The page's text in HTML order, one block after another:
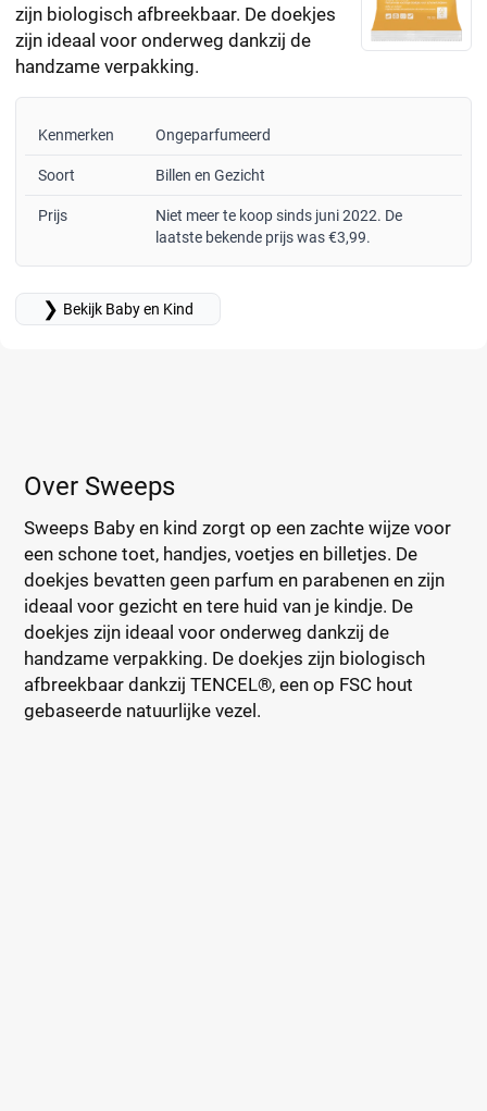
zijn biologisch afbreekbaar. De doekjes
zijn ideaal voor onderweg dankzij de
handzame verpakking.
Kenmerken Ongeparfumeerd
Soort Billen en Gezicht
Prijs
Niet meer te koop sinds juni 2022. De
laatste bekende prijs was €3,99.
❯ Bekijk Baby en Kind
Over Sweeps
Sweeps Baby en kind zorgt op een zachte wijze voor
een schone toet, handjes, voetjes en billetjes. De
doekjes bevatten geen parfum en parabenen en zijn
ideaal voor gezicht en tere huid van je kindje. De
doekjes zijn ideaal voor onderweg dankzij de
handzame verpakking. De doekjes zijn biologisch
afbreekbaar dankzij TENCEL®, een op FSC hout
gebaseerde natuurlijke vezel.